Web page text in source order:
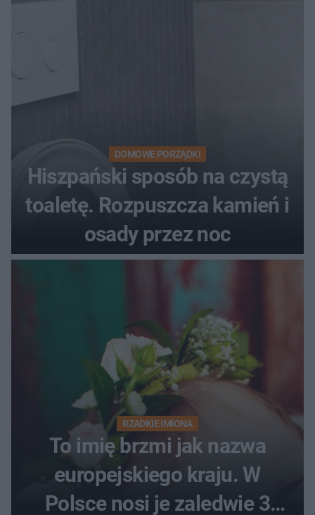
DOMOWE PORZĄDKI
Hiszpański sposób na czystą
toaletę. Rozpuszcza kamień i
osady przez noc
RZADKIE IMIONA
To imię brzmi jak nazwa
europejskiego kraju. W
Polsce nosi je zaledwie 3